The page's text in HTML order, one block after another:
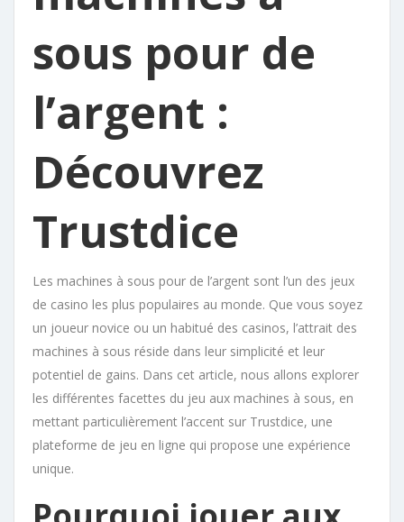
sous pour de
l’argent :
Découvrez
Trustdice
Les machines à sous pour de l’argent sont l’un des jeux
de casino les plus populaires au monde. Que vous soyez
un joueur novice ou un habitué des casinos, l’attrait des
machines à sous réside dans leur simplicité et leur
potentiel de gains. Dans cet article, nous allons explorer
les différentes facettes du jeu aux machines à sous, en
mettant particulièrement l’accent sur Trustdice, une
plateforme de jeu en ligne qui propose une expérience
unique.